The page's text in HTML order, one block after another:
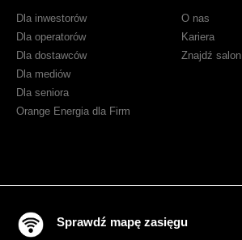
Dla inwestorów
Dla operatorów
Dla dostawców
Dla mediów
Dla seniora
Orange Energia dla Firm
O nas
Kariera
Znajdź salon
Sprawdź mapę zasięgu